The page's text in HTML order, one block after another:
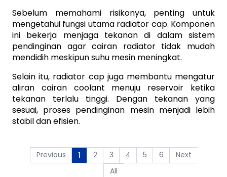
Sebelum memahami risikonya, penting untuk
mengetahui fungsi utama radiator cap. Komponen
ini bekerja menjaga tekanan di dalam sistem
pendinginan agar cairan radiator tidak mudah
mendidih meskipun suhu mesin meningkat.
Selain itu, radiator cap juga membantu mengatur
aliran cairan coolant menuju reservoir ketika
tekanan terlalu tinggi. Dengan tekanan yang
sesuai, proses pendinginan mesin menjadi lebih
stabil dan efisien.
Previous 1 2 3 4 5 6
Next
All